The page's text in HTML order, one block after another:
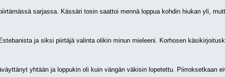
sarjassa. Kässäri tosin saattoi mennä loppua kohdin hiukan yli,
ja siksi piirtäjä valinta olikin minun mieleeni. Korhosen
yhtään ja loppukin oli kuin vängän väkisin lopetettu. Piirroksetkaan